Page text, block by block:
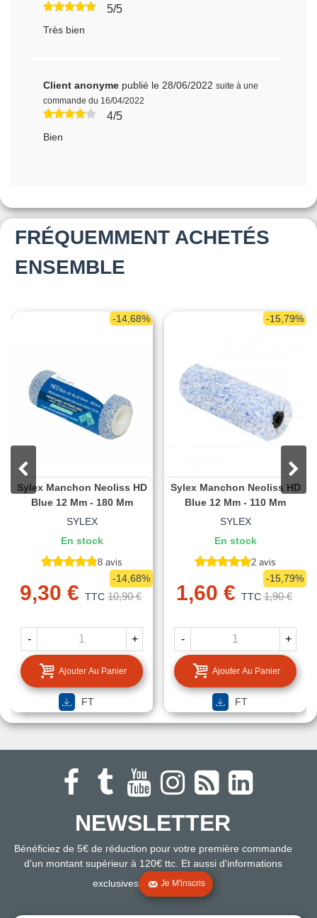
5/5
Très bien
Client anonyme publié le 28/06/2022 suite à une
commande du 16/04/2022
4/5
Bien
FRÉQUEMMENT ACHETÉS
ENSEMBLE
-14,68%
Sylex Manchon Neoliss HD
Blue 12 Mm - 180 Mm
SYLEX
En stock
8 avis
9,30 € TTC 10,90 €
-14,68%
- +
Ajouter Au Panier
FT
-15,79%
Sylex Manchon Neoliss HD
Blue 12 Mm - 110 Mm
SYLEX
En stock
2 avis
1,60 € TTC 1,90 €
-15,79%
- +
Ajouter Au Panier
FT
NEWSLETTER
Bénéficiez de 5€ de réduction pour votre première commande
d'un montant supérieur à 120€ ttc. Et aussi d'informations
exclusives
Je M'inscris